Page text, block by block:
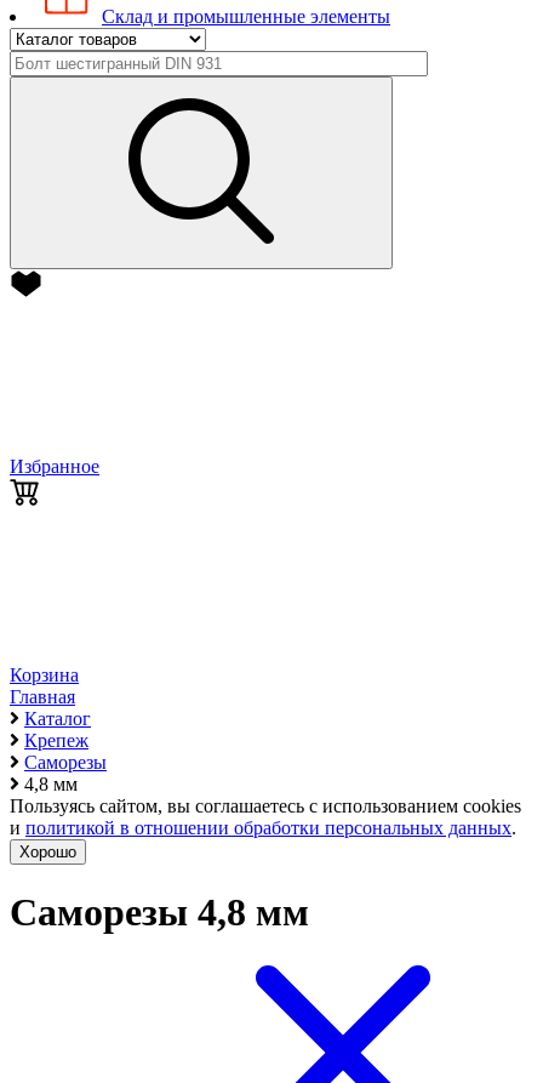
Склад и промышленные элементы
Избранное
Корзина
Главная
Каталог
Крепеж
Саморезы
4,8 мм
Пользуясь сайтом, вы соглашаетесь с использованием cookies
и политикой в отношении обработки персональных данных.
Хорошо
Саморезы 4,8 мм